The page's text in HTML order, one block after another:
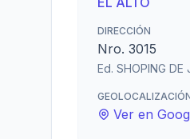
DIRECCIÓN
Nro. 3015
Ed. SHOPING DE
Ver en